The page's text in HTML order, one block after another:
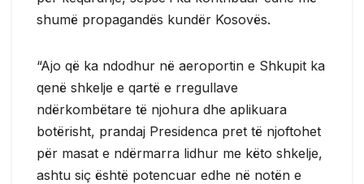
shumë propagandës kundër Kosovës.
“Ajo që ka ndodhur në aeroportin e Shkupit ka
qenë shkelje e qartë e rregullave
ndërkombëtare të njohura dhe aplikuara
botërisht, prandaj Presidenca pret të njoftohet
për masat e ndërmarra lidhur me këto shkelje,
ashtu siç është potencuar edhe në notën e